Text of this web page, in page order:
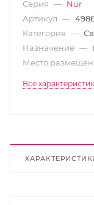
Серия — Nur
Артикул —
Категория —
Назначение —
Место
Все